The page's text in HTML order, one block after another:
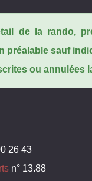
de la rando,
préalable sauf
ou annulées
26 43
n° 13.88